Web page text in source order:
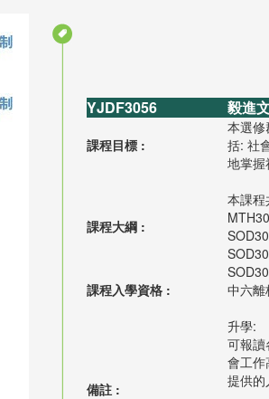
YJDF3056 毅進
課程目標 :
本選
括: 社
地掌
課程大綱 :
本課
課程入學資格 :
中六
備註 :
升學:
可報
會工
提供